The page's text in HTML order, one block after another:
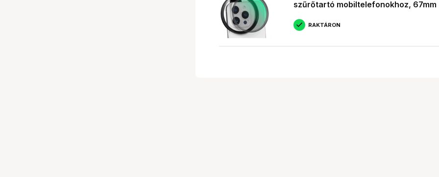
szűrőtartó mobiltelefonokhoz, 67mm
RAKTÁRON